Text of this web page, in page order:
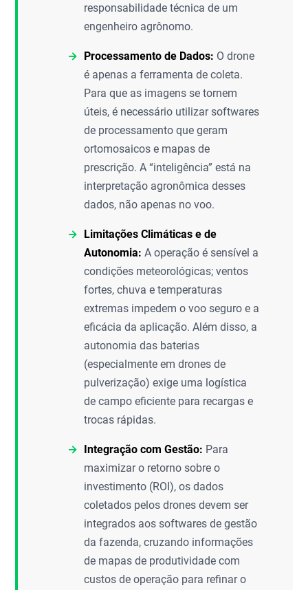
responsabilidade técnica de um
engenheiro agrônomo.
Processamento de Dados: O drone
é apenas a ferramenta de coleta.
Para que as imagens se tornem
úteis, é necessário utilizar softwares
de processamento que geram
ortomosaicos e mapas de
prescrição. A “inteligência” está na
interpretação agronômica desses
dados, não apenas no voo.
Limitações Climáticas e de
Autonomia: A operação é sensível a
condições meteorológicas; ventos
fortes, chuva e temperaturas
extremas impedem o voo seguro e a
eficácia da aplicação. Além disso, a
autonomia das baterias
(especialmente em drones de
pulverização) exige uma logística
de campo eficiente para recargas e
trocas rápidas.
Integração com Gestão: Para
maximizar o retorno sobre o
investimento (ROI), os dados
coletados pelos drones devem ser
integrados aos softwares de gestão
da fazenda, cruzando informações
de mapas de produtividade com
custos de operação para refinar o